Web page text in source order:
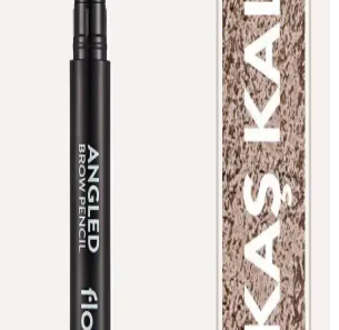
3'ü 1 arada maskara, kalem ve eyeliner
uygulama ve kalıcılık sunar. Beyaz rengiyle
Mat Dudak Kalemi Seti
ve Geniş Renk Seçenekleriyle
kalemtıraşlı mat dudak kalemi seti, yüksek
öne çıkarak, doğal ve canlı dudak
kullanım ve geniş renk seçenekleri sunar.
Göz Kalemi Metalik Safir 06
Makyajı İçin Tercih Edilir